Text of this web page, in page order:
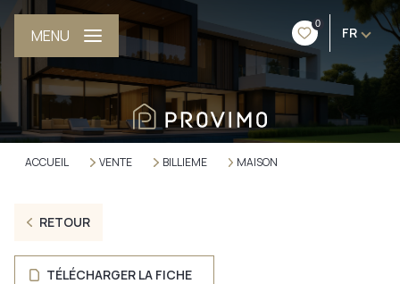
0
FR
MENU
ACCUEIL VENTE BILLIEME MAISON
RETOUR
TÉLÉCHARGER LA FICHE